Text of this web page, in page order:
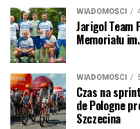
WIADOMOŚCI
Jarigol Team
Memoriału
WIADOMOŚCI
Czas na
de Pologne
Szczecina